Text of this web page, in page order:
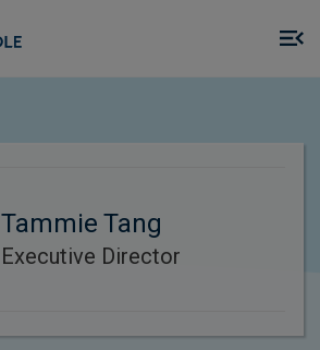
Tammie Tang
Executive Director